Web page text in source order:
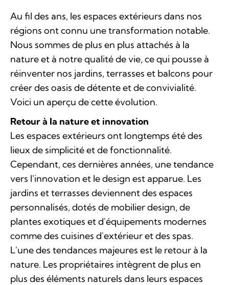
Au fil des ans, les espaces extérieurs dans nos
régions ont connu une transformation notable.
Nous sommes de plus en plus attachés à la
nature et à notre qualité de vie, ce qui pousse à
réinventer nos jardins, terrasses et balcons pour
créer des oasis de détente et de convivialité.
Voici un aperçu de cette évolution.
Retour à la nature et innovation
Les espaces extérieurs ont longtemps été des
lieux de simplicité et de fonctionnalité.
Cependant, ces dernières années, une tendance
vers l'innovation et le design est apparue. Les
jardins et terrasses deviennent des espaces
personnalisés, dotés de mobilier design, de
plantes exotiques et d'équipements modernes
comme des cuisines d'extérieur et des spas.
L'une des tendances majeures est le retour à la
nature. Les propriétaires intègrent de plus en
plus des éléments naturels dans leurs espaces